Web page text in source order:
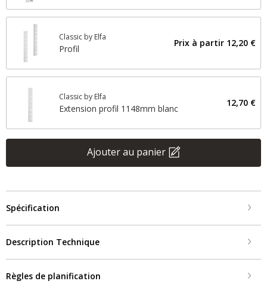
Classic by Elfa
Profil
Prix ​​à partir 12,20 €
Classic by Elfa
Extension profil 1148mm blanc
12,70 €
Ajouter au panier
Spécification
Description Technique
Règles de planification